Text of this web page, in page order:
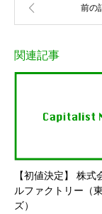
関連記事
【初値決定】 株式
ルファクトリー（
ズ）